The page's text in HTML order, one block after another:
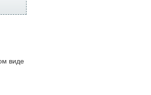
виде